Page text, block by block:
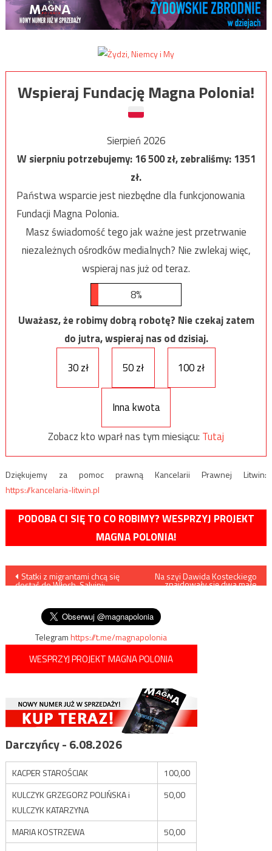
Wspieraj Fundację Magna Polonia!
Sierpień 2026
W sierpniu potrzebujemy:16 500zł, zebraliśmy:1351
zł.
Państwa wsparcie jest niezbędne dla funkcjonowania
Fundacji Magna Polonia.
Masz świadomość tego jak ważne jest przetrwanie
niezależnych ośrodków medialnych? Nie zwlekaj więc,
wspieraj nas już od teraz.
8%
Uważasz, że robimy dobrą robotę? Nie czekaj zatem
do jutra, wspieraj nas od dzisiaj.
30 zł
50 zł 100 zł
Inna kwota
Zobacz kto wparł nas tym miesiącu: Tutaj
Dziękujemy za pomoc prawną Kancelarii Prawnej Litwin:
https://kancelaria-litwin.pl
PODOBA CI SIĘ TO CO ROBIMY? WESPRZYJ PROJEKT
MAGNA POLONIA!
Nawigacja
Statki z migrantami chcą się
dostać do Włoch. Salvini:
Na szyi Dawida Kosteckiego
znajdowały się dwa małe
Telegramhttps://t.me/magnapolonia
WESPRZYJ PROJEKT MAGNA POLONIA
Darczyńcy - 6.08.2026
KACPER STAROŚCIAK
100,00
KULCZYK GRZEGORZ POLIŃSKA i
KULCZYK KATARZYNA
50,00
MARIA KOSTRZEWA
50,00